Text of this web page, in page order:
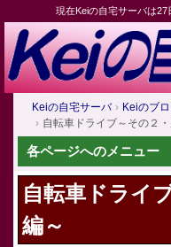
現在Keiの自宅サーバは
Keiの自宅サーバ
Keiのブ
自転車ドライブ～その２
各ページへのメニュー
自転車ドライ
編～